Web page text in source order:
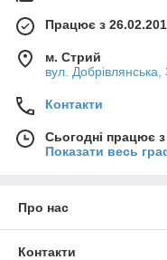
Працює з
м. Стрий
вул.
Контакти
Сьогодні працює
Показати весь
Про нас
Контакти